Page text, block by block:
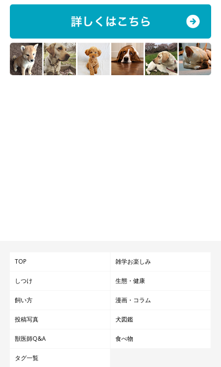
TOP 雑学お楽しみ
しつけ 生態・健康
飼い方 漫画・コラム
投稿写真 犬図鑑
獣医師Q&A 食べ物
タグ一覧